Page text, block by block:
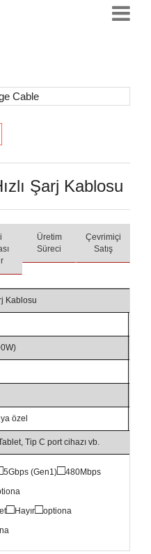
Şarj Kablosu
Üretim
Süreci
Çevrimiçi
Satış
Kablosu
özel
Tip C port cihazı vb.
5Gbps (Gen1)□480Mbps
□Hayır□optiona